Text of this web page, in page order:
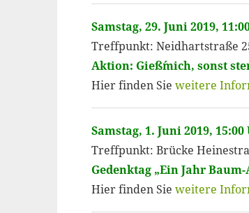
Samstag, 29. Juni 2019,
Treffpunkt: Neidhartstraße
Aktion: Gieß´mich, sonst
Hier finden Sie weitere
Samstag, 1. Juni 2019, 15:00
Treffpunkt: Brücke
Gedenktag „Ein Jahr
Hier finden Sie weitere